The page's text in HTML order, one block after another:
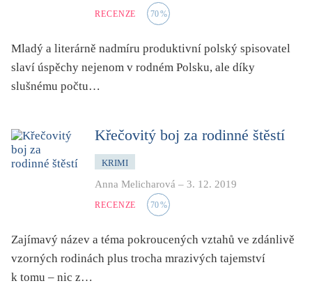
RECENZE 70%
Mladý a literárně nadmíru produktivní polský spisovatel
slaví úspěchy nejenom v rodném Polsku, ale díky
slušnému počtu…
Křečovitý boj za rodinné štěstí
KRIMI
Anna Melicharová – 3. 12. 2019
RECENZE 70%
Zajímavý název a téma pokroucených vztahů ve zdánlivě
vzorných rodinách plus trocha mrazivých tajemství
k tomu – nic z…